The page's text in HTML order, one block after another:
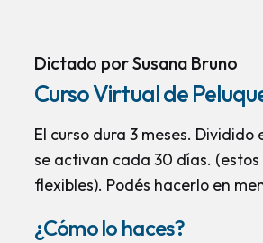
Dictado por Susana Bruno
Curso Virtual de
El curso dura 3 meses. Dividido
se activan cada 30 días. (estos
flexibles). Podés hacerlo en
¿Cómo lo haces?